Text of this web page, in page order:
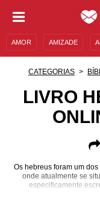
AMOR AMIZADE
MENSAGENS E FRASES
CATEGORIAS
LIVRO
Os hebreus foram um
onde atualmente se
especificamente
Testamento da Bíblia.